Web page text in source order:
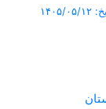
۰۵/۱۲